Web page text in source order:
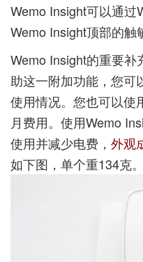
Wemo Insight可以通过
Wemo Insight顶部的触
Wemo Insight的重要
助这一附加功能，您可
使用情况。您也可以使
月费用。使用Wemo
使用并减少电费， 外观
如下图，单个重134克。